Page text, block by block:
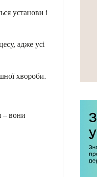
установи і
адже усі
хвороби.
– вони